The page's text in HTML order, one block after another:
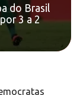
do Brasil
3 a 2